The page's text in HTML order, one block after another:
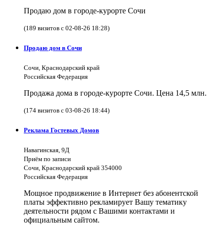
Продаю дом в городе-курорте Сочи
(189 визитов с 02-08-26 18:28)
Продаю дом в Сочи
Сочи, Краснодарский край
Российская Федерация
Продажа дома в городе-курорте Сочи. Цена 14,5 млн.
(174 визитов с 03-08-26 18:44)
Реклама Гостевых Домов
Навагинская, 9Д
Приём по записи
Сочи, Краснодарский край 354000
Российская Федерация
Мощное продвижение в Интернет без абонентской
платы эффективно рекламирует Вашу тематику
деятельности рядом с Вашими контактами и
официальным сайтом.